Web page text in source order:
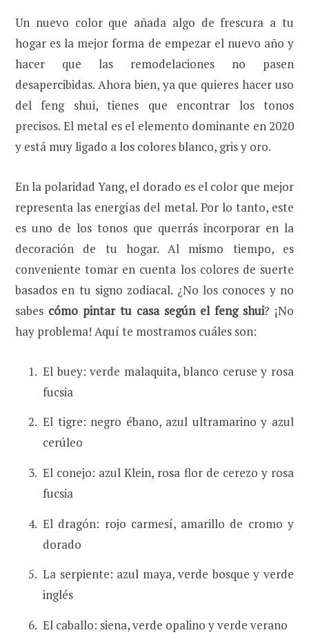
Un nuevo color que añada algo de frescura a tu
hogar es la mejor forma de empezar el nuevo año y
hacer que las remodelaciones no pasen
desapercibidas. Ahora bien, ya que quieres hacer uso
del feng shui, tienes que encontrar los tonos
precisos. El metal es el elemento dominante en 2020
y está muy ligado a los colores blanco, gris y oro.
En la polaridad Yang, el dorado es el color que mejor
representa las energías del metal. Por lo tanto, este
es uno de los tonos que querrás incorporar en la
decoración de tu hogar. Al mismo tiempo, es
conveniente tomar en cuenta los colores de suerte
basados en tu signo zodiacal. ¿No los conoces y no
sabes cómo pintar tu casa según el feng shui? ¡No
hay problema! Aquí te mostramos cuáles son:
El buey: verde malaquita, blanco ceruse y rosa
fucsia
El tigre: negro ébano, azul ultramarino y azul
cerúleo
El conejo: azul Klein, rosa flor de cerezo y rosa
fucsia
El dragón: rojo carmesí, amarillo de cromo y
dorado
La serpiente: azul maya, verde bosque y verde
inglés
El caballo: siena, verde opalino y verde verano